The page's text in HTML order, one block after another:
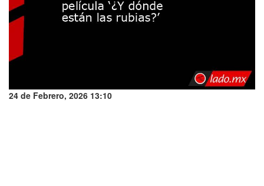
24 de Febrero, 2026 13:10